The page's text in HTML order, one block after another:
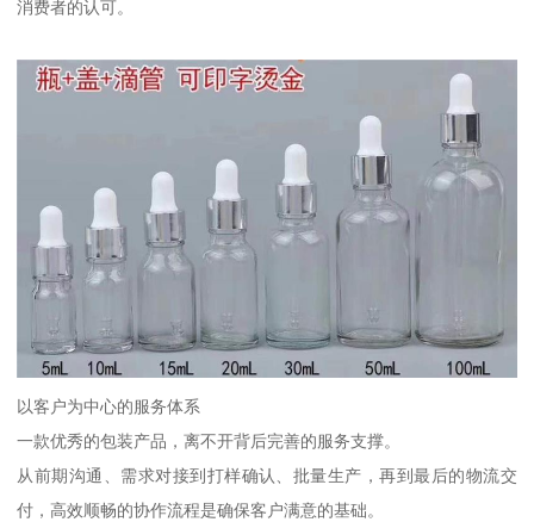
消费者的认可。
以客户为中心的服务体系
一款优秀的包装产品，离不开背后完善的服务支撑。
从前期沟通、需求对接到打样确认、批量生产，再到最后的物流交
付，高效顺畅的协作流程是确保客户满意的基础。